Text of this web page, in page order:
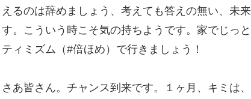
えるのは辞めましょう、考えても答えの無い、未
す。こういう時こそ気の持ちようです。家でじっ
ティミズム（#倍ほめ）で行きましょう！
さあ皆さん。チャンス到来です。１ヶ月、キミは